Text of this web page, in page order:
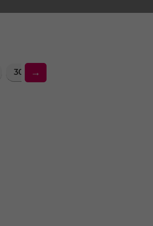
30 Feletti Társkereső Nők Csécse
→